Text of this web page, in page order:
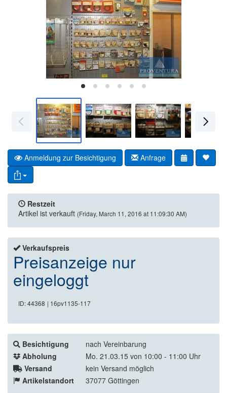
Anmeldung zur Besichtigung Anfrage
Restzeit
Artikel ist verkauft (Friday, March 11, 2016 at 11:09:30 AM)
Verkaufspreis
Preisanzeige nur
eingeloggt
ID: 44368 | 16pv1135-117
Besichtigung
nach Vereinbarung
Abholung
Mo. 21.03.15 von 10:00 - 11:00 Uhr
Versand
kein Versand möglich
Artikelstandort
37077 Göttingen